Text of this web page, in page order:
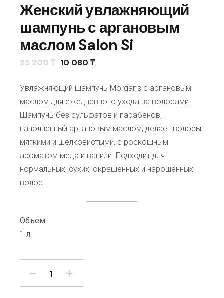
Женский увлажняющий
шампунь с аргановым
маслом Salon Si
25 200₸ 10 080₸
Увлажняющий шампунь Morgan’s с аргановым
маслом для ежедневного ухода за волосами.
Шампунь без сульфатов и парабенов,
наполненный аргановым маслом, делает волосы
мягкими и шелковистыми, с роскошным
ароматом меда и ванили. Подходит для
нормальных, сухих, окрашенных и нарощенных
волос.
Объем:
1 л
количество Женский увлажняющий шампунь с